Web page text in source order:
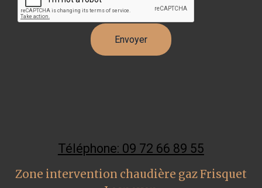
Téléphone: 09 72 66 89 55
Zone intervention chaudière gaz Frisquet